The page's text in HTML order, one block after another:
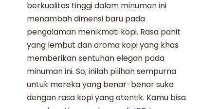
berkualitas tinggi dalam minuman ini
menambah dimensi baru pada
pengalaman menikmati kopi. Rasa pahit
yang lembut dan aroma kopi yang khas
memberikan sentuhan elegan pada
minuman ini. So, inilah pilihan sempurna
untuk mereka yang benar-benar suka
dengan rasa kopi yang otentik. Kamu bisa